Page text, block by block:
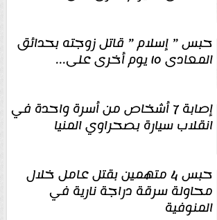
حبس ” إسلام ” قاتل زوجته بحدائق
المعادى ١٥ يوم أخرى على...
إصابة 7 أشخاص من أسرة واحدة في
انقلاب سيارة بصحراوي المنيا
حبس 4 متهمين بقتل عامل خلال
محاولة سرقة دراجة نارية في
المنوفية